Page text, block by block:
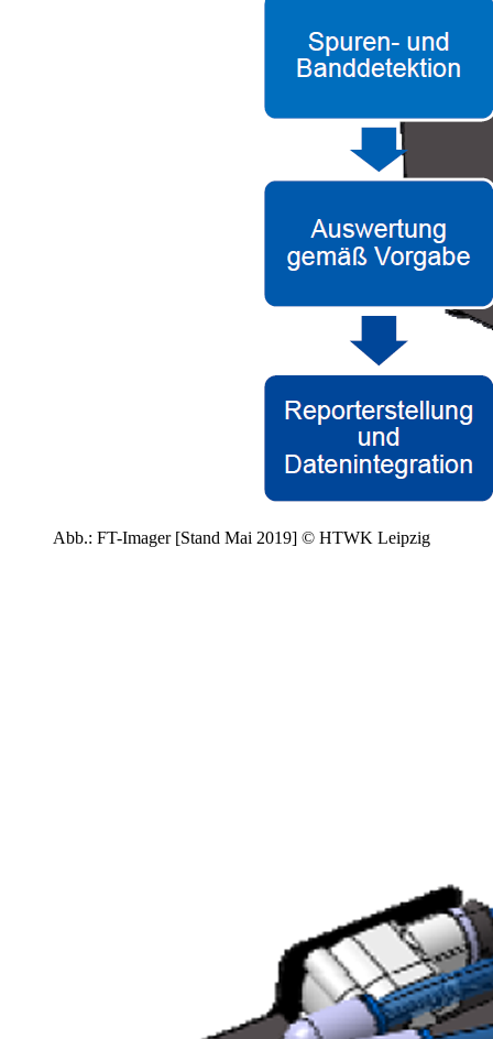
Abb.: FT-Imager [Stand Mai 2019] © HTWK Leipzig